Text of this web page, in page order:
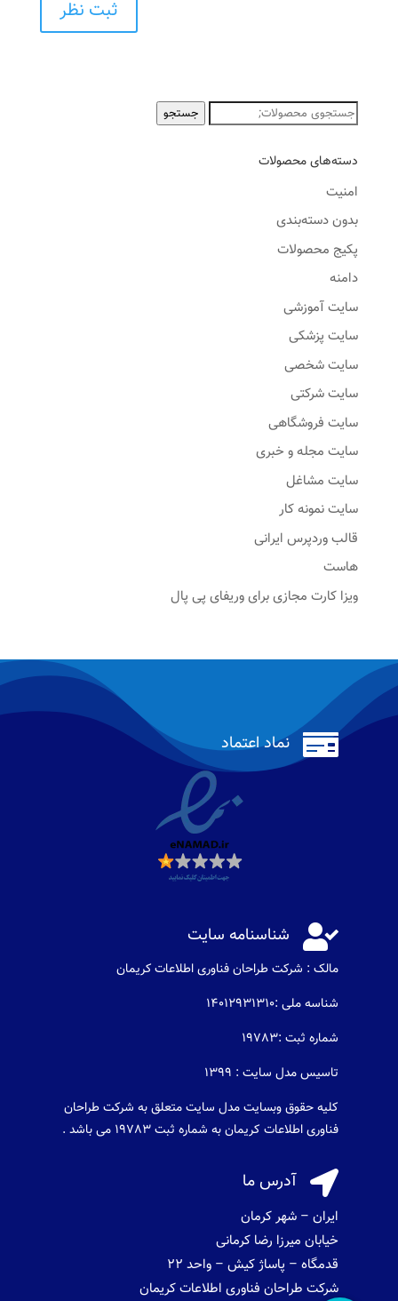
جستجو
جستجو
دسته‌های محصولات
امنیت
بدون دسته‌بندی
پکیج محصولات
دامنه
سایت آموزشی
سایت پزشکی
سایت شخصی
سایت شرکتی
سایت فروشگاهی
سایت مجله و خبری
سایت مشاغل
سایت نمونه کار
قالب وردپرس ایرانی
هاست
ویزا کارت مجازی برای وریفای پی پال
 نماد اعتماد
 شناسنامه سایت
مالک : شرکت طراحان فناوری اطلاعات كريمان
شناسه ملی :14012931310
شماره ثبت :19783
تاسیس مدل سایت : 1399
کلیه حقوق وبسایت مدل سایت متعلق به شرکت طراحان
فناوری اطلاعات کریمان به شماره ثبت 19783 می باشد .
 آدرس ما
ایران – شهر کرمان
خیابان میرزا رضا کرمانی
قدمگاه – پاساژ کیش – واحد 22
شرکت طراحان فناوری اطلاعات کریمان